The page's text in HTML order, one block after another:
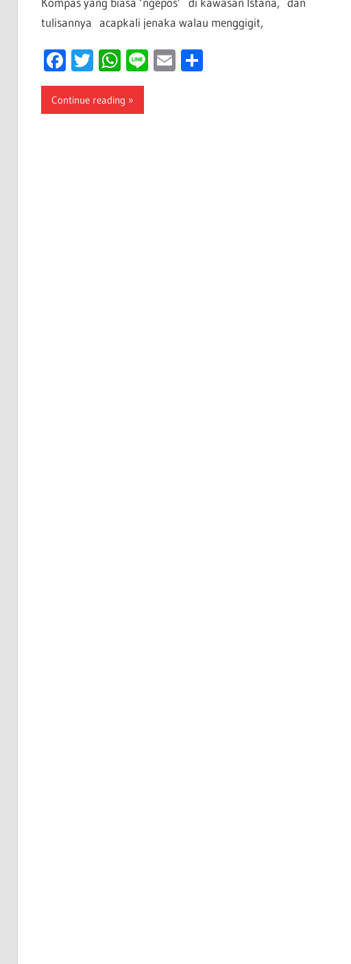
tulisannya acapkali jenaka walau menggigit,
Facebook
Twitter
WhatsApp
LineEmailShare
Continue reading